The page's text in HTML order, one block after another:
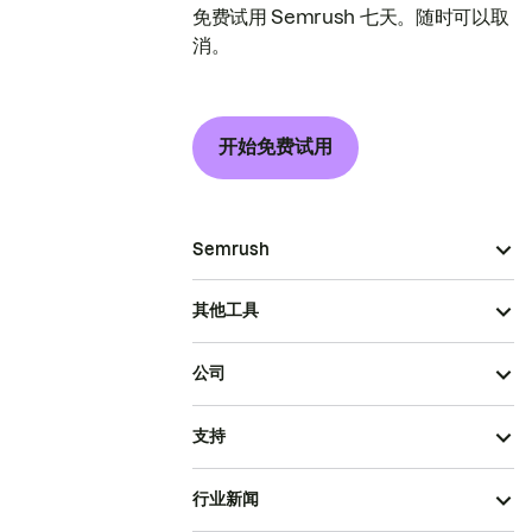
免费试用 Semrush 七天。随时可以取
消。
开始免费试用
Semrush
其他工具
公司
支持
行业新闻